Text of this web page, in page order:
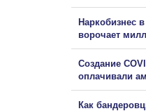
Наркобизнес
ворочает
Создание
оплачивали
Как